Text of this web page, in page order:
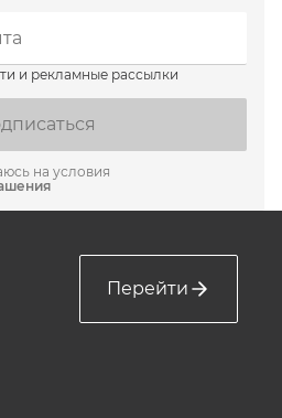
и рекламные рассылки
на условия
Перейти